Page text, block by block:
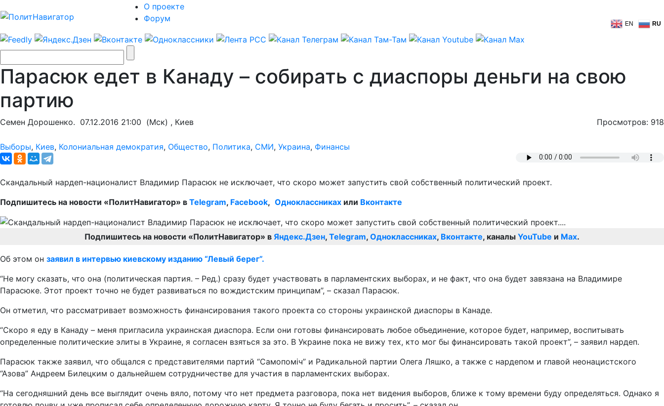
О проекте
Форум
EN RU
Парасюк едет в Канаду – собирать с диаспоры деньги на свою
партию
Семен Дорошенко. 07.12.2016 21:00 (Мск) , Киев Просмотров: 918
Выборы, Киев, Колониальная демократия, Общество, Политика, СМИ, Украина, Финансы
Скандальный нардеп-националист Владимир Парасюк не исключает, что скоро может запустить свой собственный политический проект.
Подпишитесь на новости «ПолитНавигатор» в Telegram, Facebook, Одноклассниках или Вконтакте
Подпишитесь на новости «ПолитНавигатор» в Яндекс.Дзен, Telegram, Одноклассниках, Вконтакте, каналы YouTube и Max.
Об этом он заявил в интервью киевскому изданию “Левый берег”.
“Не могу сказать, что она (политическая партия. – Ред.) сразу будет участвовать в парламентских выборах, и не факт, что она будет завязана на Владимире
Парасюке. Этот проект точно не будет развиваться по вождистским принципам”, – сказал Парасюк.
Он отметил, что рассматривает возможность финансирования такого проекта со стороны украинской диаспоры в Канаде.
“Скоро я еду в Канаду – меня пригласила украинская диаспора. Если они готовы финансировать любое объединение, которое будет, например, воспитывать
определенные политические элиты в Украине, я согласен взяться за это. В Украине пока не вижу тех, кто мог бы финансировать такой проект”, – заявил нардеп.
Парасюк также заявил, что общался с представителями партий “Самопоміч” и Радикальной партии Олега Ляшко, а также с нардепом и главой неонацистского
“Азова” Андреем Билецким о дальнейшем сотрудничестве для участия в парламентских выборах.
“На сегодняшний день все выглядит очень вяло, потому что нет предмета разговора, пока нет видения выборов, ближе к тому времени буду определяться. Однако я